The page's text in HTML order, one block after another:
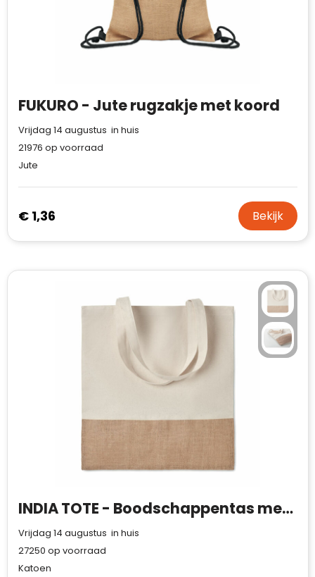
FUKURO - Jute rugzakje met koord
Vrijdag 14 augustus in huis
21976 op voorraad
Jute
€ 1,36 Bekijk
INDIA TOTE - Boodschappentas met jute
Vrijdag 14 augustus in huis
27250 op voorraad
Katoen